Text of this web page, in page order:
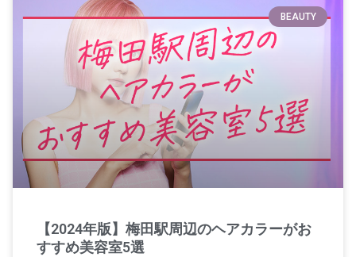
BEAUTY
【2024年版】梅田駅周辺のヘアカラーがお
すすめ美容室5選